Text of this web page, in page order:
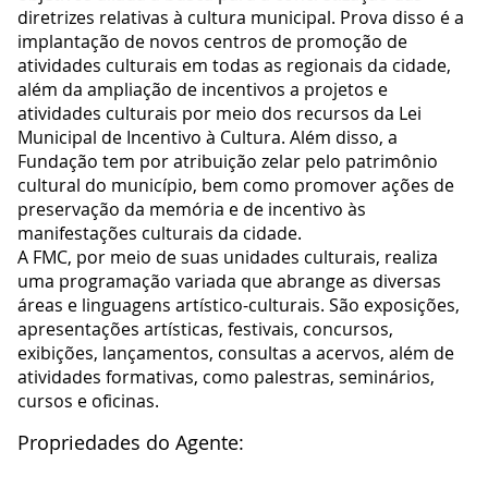
diretrizes relativas à cultura municipal. Prova disso é a
implantação de novos centros de promoção de
atividades culturais em todas as regionais da cidade,
além da ampliação de incentivos a projetos e
atividades culturais por meio dos recursos da Lei
Municipal de Incentivo à Cultura. Além disso, a
Fundação tem por atribuição zelar pelo patrimônio
cultural do município, bem como promover ações de
preservação da memória e de incentivo às
manifestações culturais da cidade.
A FMC, por meio de suas unidades culturais, realiza
uma programação variada que abrange as diversas
áreas e linguagens artístico-culturais. São exposições,
apresentações artísticas, festivais, concursos,
exibições, lançamentos, consultas a acervos, além de
atividades formativas, como palestras, seminários,
cursos e oficinas.
Propriedades do Agente: